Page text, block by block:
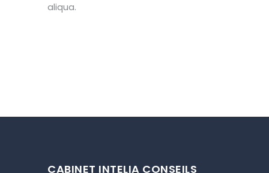
aliqua.
CABINET INTELIA CONSEILS